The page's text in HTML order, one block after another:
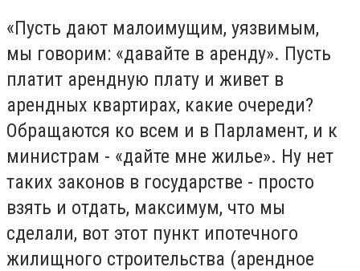
«Пусть дают малоимущим, уязвимым,
мы говорим: «давайте в аренду». Пусть
платит арендную плату и живет в
арендных квартирах, какие очереди?
Обращаются ко всем и в Парламент, и к
министрам - «дайте мне жилье». Ну нет
таких законов в государстве - просто
взять и отдать, максимум, что мы
сделали, вот этот пункт ипотечного
жилищного строительства (арендное